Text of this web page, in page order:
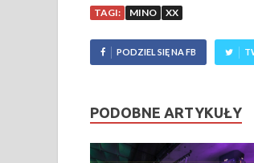
TAGI: MINO XX
PODZIEL SIĘ NA FB
PODOBNE ARTYKUŁY